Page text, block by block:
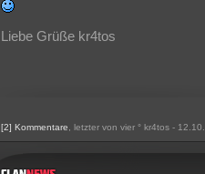
Liebe Grüße kr4tos
[2] Kommentare , letzter von vier ° kr4tos -